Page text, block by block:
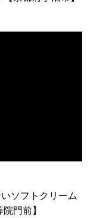
ソフトクリーム
門前】